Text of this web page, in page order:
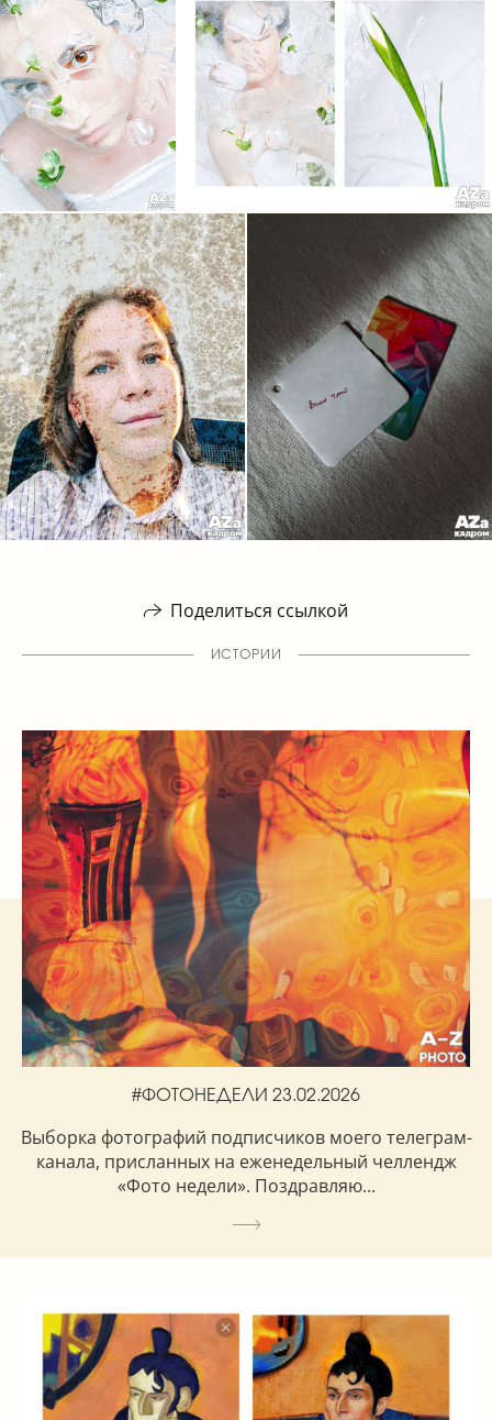
Поделиться ссылкой
ИСТОРИИ
#ФОТОНЕДЕЛИ 23.02.2026
Выборка фотографий подписчиков моего телеграм-
канала, присланных на еженедельный челлендж
«Фото недели». Поздравляю...